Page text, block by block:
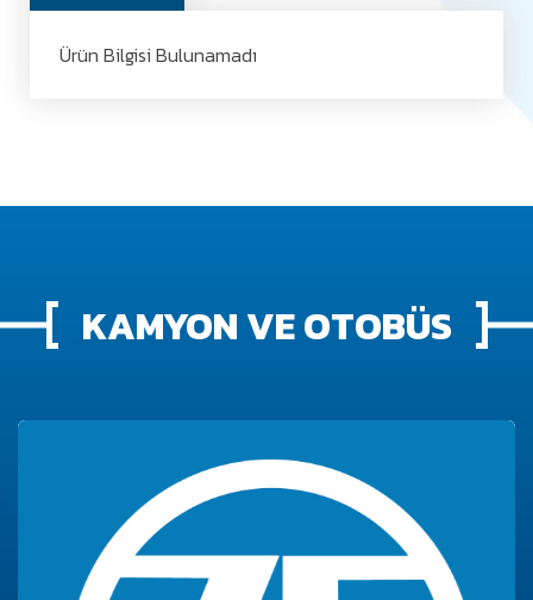
Ürün Bilgisi Bulunamadı
KAMYON VE OTOBÜS